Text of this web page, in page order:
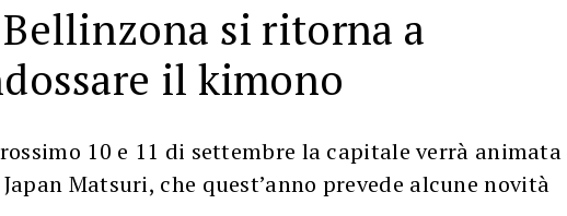
si ritorna a
il kimono
10 e 11 di settembre la capitale verrà animata
Matsuri, che quest’anno prevede alcune novità